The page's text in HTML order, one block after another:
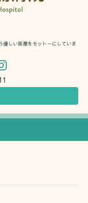
優しい医療をモットーにしていま